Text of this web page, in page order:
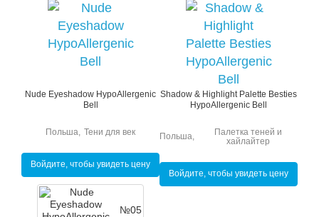
Nude Eyeshadow HypoAllergenic
Bell
Тени для век
Польша
Войдите, чтобы увидеть цену
№05
Shadow & Highlight Palette Besties
HypoAllergenic Bell
Палетка теней и
хайлайтер
Польша,
Войдите, чтобы увидеть цену